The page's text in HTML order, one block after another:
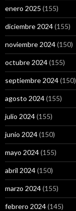
enero 2025 (155)
diciembre 2024(155)
noviembre 2024(150)
octubre 2024(155)
septiembre 2024(150)
agosto 2024(155)
julio 2024(155)
junio 2024(150)
mayo 2024(155)
abril 2024(150)
marzo 2024(155)
febrero 2024(145)